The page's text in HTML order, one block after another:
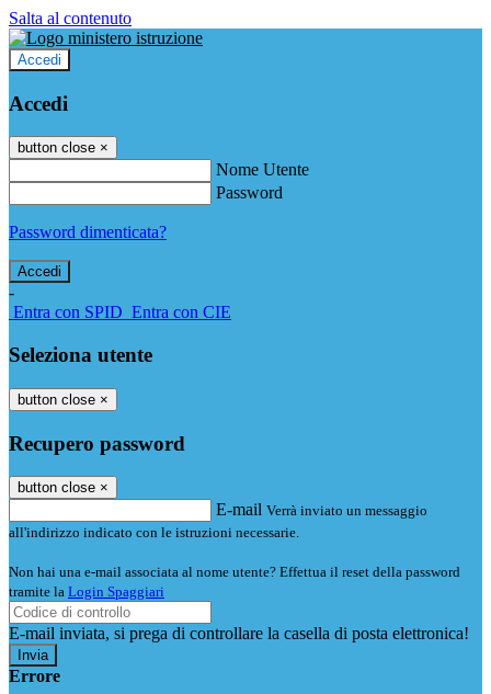
Salta al contenuto
Accedi
Accedi
button close ×
Nome Utente
Password
Password dimenticata?
-
Entra con SPID Entra con CIE
Seleziona utente
button close ×
Recupero password
button close ×
E-mail Verrà inviato un messaggio
all'indirizzo indicato con le istruzioni necessarie.
Non hai una e-mail associata al nome utente? Effettua il reset della password
tramite la Login Spaggiari
E-mail inviata, si prega di controllare la casella di posta elettronica!
Errore